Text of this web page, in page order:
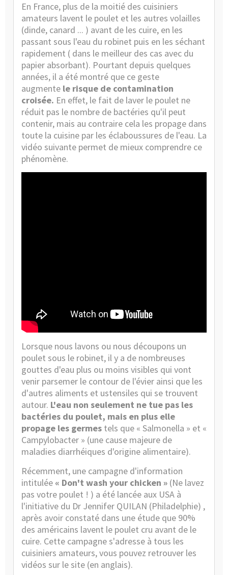
En France, plus de la moitié des cuisiniers
amateurs lavent le poulet et les autres volailles
(dinde, canard ... ) avant de les cuire, en les
passant sous l'eau du robinet puis en les séchant
rapidement ( dans le meilleur des cas avec du
papier absorbant). Pourtant depuis quelques
années, il a été montré que ce geste
augmente le risque de contamination
croisée. En effet, le fait de laver le poulet ne
réduit pas le nombre de bactéries qu'il peut
contenir, mais au contraire cela les propage dans
toute la cuisine par les éclaboussures de l'eau. La
vidéo suivante permet de mieux comprendre ce
phénomène.
Lorsque nous lavons ou nous découpons un
poulet sous le robinet, il y a de nombreuses
gouttes d'eau plus ou moins visibles qui vont
venir parsemer le contour de l'évier ainsi que les
d'autres aliments et ustensiles qui se trouvent
autour. L'eau non seulement ne tue pas les
bactéries du poulet, mais en plus elle
propage les germes tels que « Salmonella » et «
Campylobacter » (une cause majeure de
maladies diarrhéiques d'origine alimentaire).
Récemment, une campagne d'information
intitulée « Don't wash your chicken » (Ne lavez
pas votre poulet ! ) a été lancée aux USA à
l'initiative du Dr Jennifer QUILAN (Philadelphie) ,
après avoir constaté dans une étude que 90%
des américains lavent le poulet cru avant de le
cuire. Cette campagne s'adresse à tous les
cuisiniers amateurs, vous pouvez retrouver les
vidéos sur le site (en anglais).